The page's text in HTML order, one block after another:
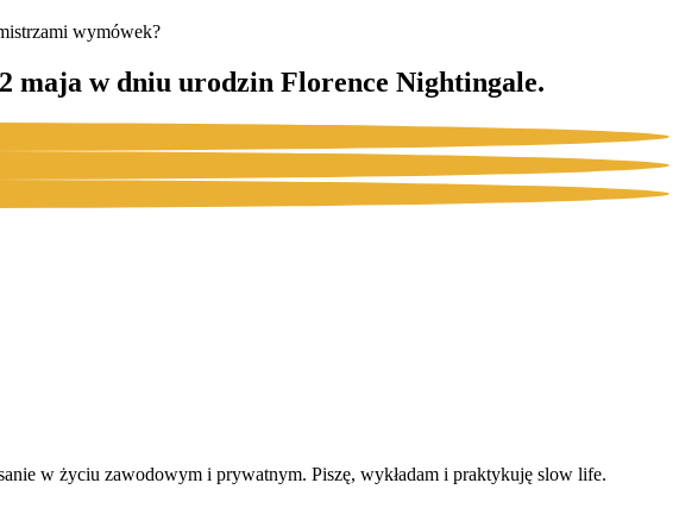
wymówek?
maja w dniu urodzin Florence Nightingale.
w życiu zawodowym i prywatnym. Piszę, wykładam i praktykuję slow life.